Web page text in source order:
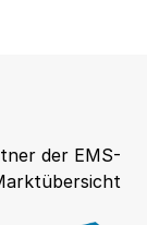
der EMS-